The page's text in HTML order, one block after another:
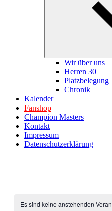
Wir über uns
Herren 30
Platzbelegung
Chronik
Kalender
Fanshop
Champion Masters
Kontakt
Impressum
Datenschutzerklärung
Es sind keine anstehenden